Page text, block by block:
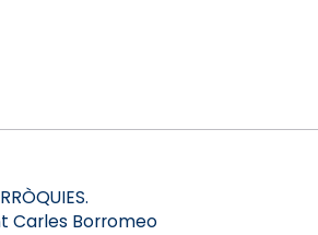
Carles Borromeo